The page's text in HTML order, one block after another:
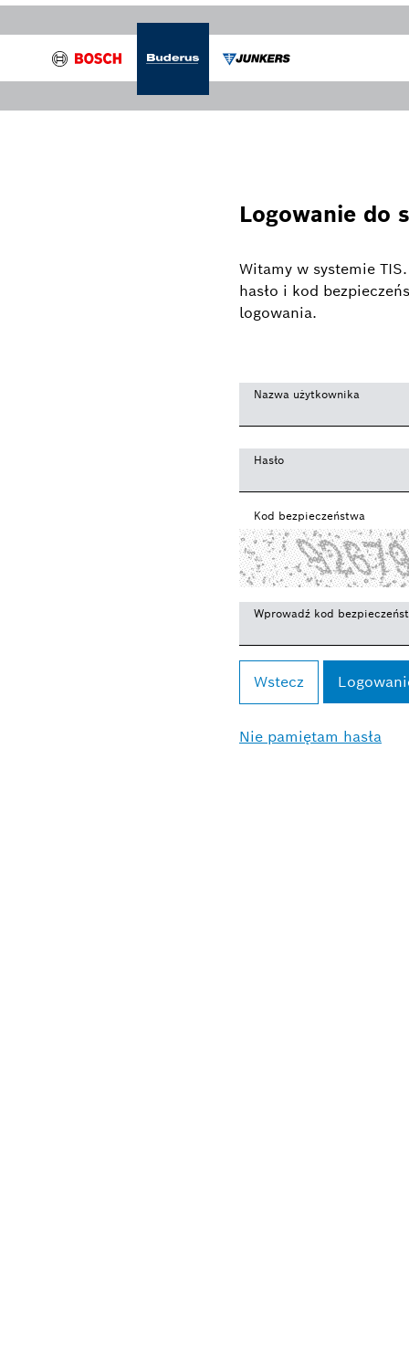
Logowanie do
Witamy w systemie
hasło i kod
logowania.
Nazwa użytkownika
Hasło
Kod bezpieczeństwa
Wprowadź kod
Wstecz
Nie pamiętam hasła